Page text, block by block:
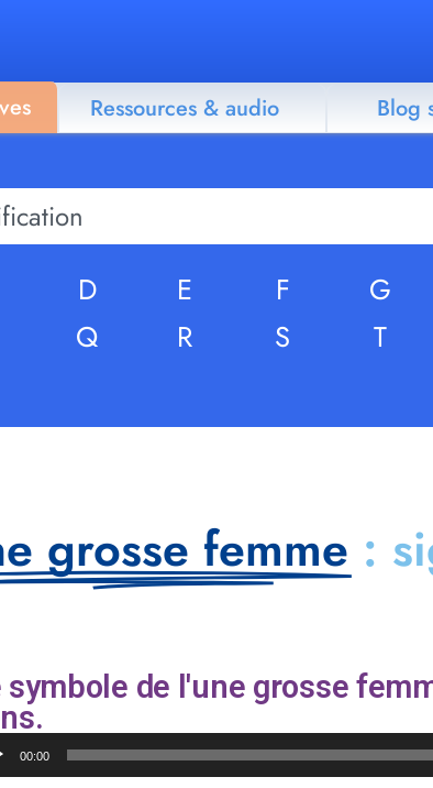
Ressources & audio Blog
D E F G
Q R S T
grosse femme :
symbole de l'une grosse
00:00